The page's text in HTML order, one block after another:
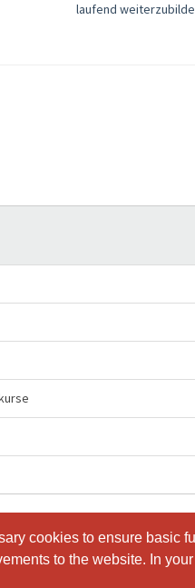
cookies to ensure basic
to the website. In
cookies to ensure basic
to the website. In
laufend